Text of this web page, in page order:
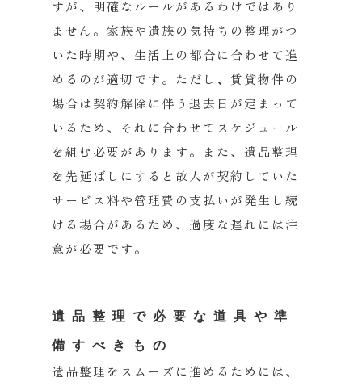
すが、 明確なルールがあるわけではあり
ません。 家族や遺族の気持ちの整理がつ
いた時期や、 生活上の都合に合わせて進
めるのが適切です。ただし、 賃貸物件の
場合は契約解除に伴う退去日が定まって
いるため、 それに合わせてスケジュール
を組む必要があります。また、 遺品整理
を先延ばしにすると故人が契約していた
サービス料や管理費の支払いが発生し続
ける場合があるため、 過度な遅れには注
意が必要です。
遺品整理で必要な道具や準
備すべきもの
遺品整理をスムーズに進めるためには、